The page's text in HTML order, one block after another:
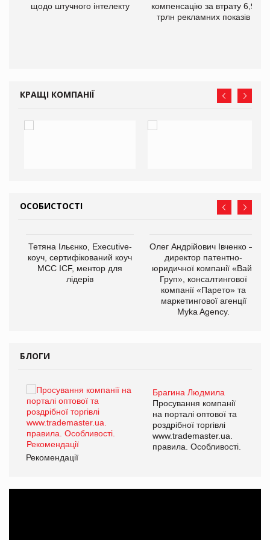
щодо штучного інтелекту
компенсацію за втрату 6,9
трлн рекламних показів
КРАЩІ КОМПАНІЇ
ОСОБИСТОСТІ
Тетяна Ільєнко, Executive-
коуч, сертифікований коуч
МСС ICF, ментор для
лідерів
Олег Андрійович Івченко —
директор патентно-
юридичної компанії «Вайз
Груп», консалтингової
компанії «Парето» та
маркетингової агенції
Myka Agency.
БЛОГИ
Брагина Людмила
Просування компанії
на порталі оптової та
роздрібної торгівлі
www.trademaster.ua.
правила. Особливості.
Рекомендації